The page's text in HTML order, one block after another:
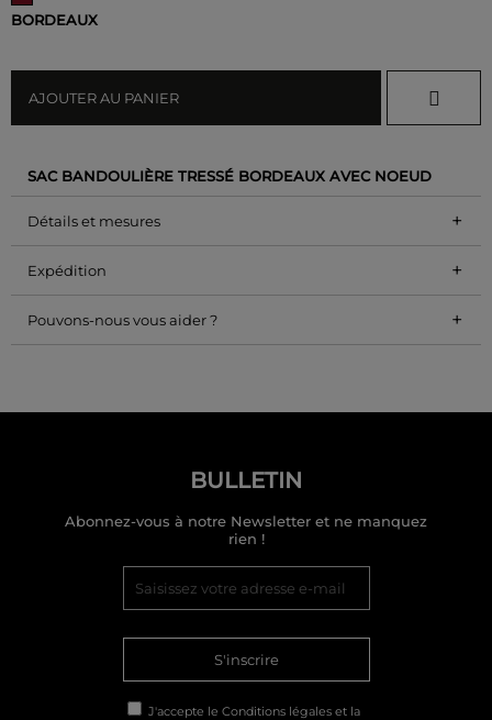
BORDEAUX
AJOUTER AU PANIER
SAC BANDOULIÈRE TRESSÉ BORDEAUX AVEC NOEUD
Détails et mesures +
Expédition +
Pouvons-nous vous aider ? +
BULLETIN
Abonnez-vous à notre Newsletter et ne manquez
rien !
S'inscrire
J'accepte le Conditions légales et la